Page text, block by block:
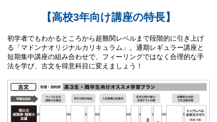
【高校3年向け講座の特長】
初学者でもわかるところから超難関レベルまで段階的に引き上げ
る「マドンナオリジナルカリキュラム」。通期レギュラー講座と
短期集中講座の組み合わせで、フィーリングではなく合理的な手
法を学び、古文を得意科目に変えましょう！